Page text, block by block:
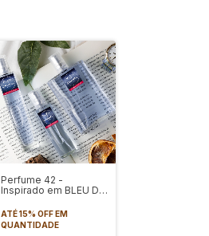
Perfume 42 -
Inspirado em BLEU DE
ATÉ 15% OFFEM
QUANTIDADE